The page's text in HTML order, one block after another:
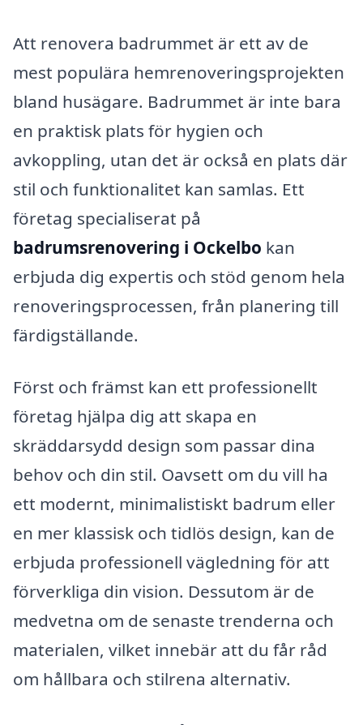
Att renovera badrummet är ett av de
mest populära hemrenoveringsprojekten
bland husägare. Badrummet är inte bara
en praktisk plats för hygien och
avkoppling, utan det är också en plats där
stil och funktionalitet kan samlas. Ett
företag specialiserat på
badrumsrenovering i Ockelbo kan
erbjuda dig expertis och stöd genom hela
renoveringsprocessen, från planering till
färdigställande.
Först och främst kan ett professionellt
företag hjälpa dig att skapa en
skräddarsydd design som passar dina
behov och din stil. Oavsett om du vill ha
ett modernt, minimalistiskt badrum eller
en mer klassisk och tidlös design, kan de
erbjuda professionell vägledning för att
förverkliga din vision. Dessutom är de
medvetna om de senaste trenderna och
materialen, vilket innebär att du får råd
om hållbara och stilrena alternativ.